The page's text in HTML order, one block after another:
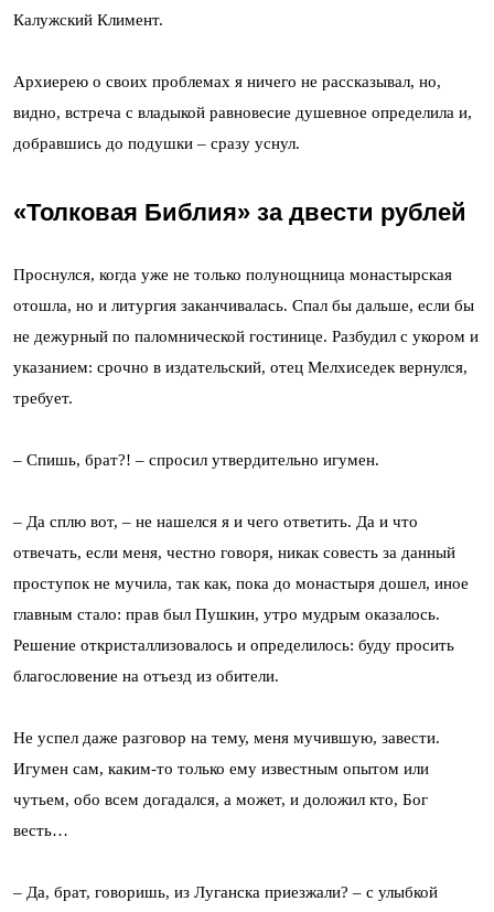
Калужский Климент.
Архиерею о своих проблемах я ничего не рассказывал, но,
видно, встреча с владыкой равновесие душевное определила и,
добравшись до подушки – сразу уснул.
«Толковая Библия» за двести рублей
Проснулся, когда уже не только полунощница монастырская
отошла, но и литургия заканчивалась. Спал бы дальше, если бы
не дежурный по паломнической гостинице. Разбудил с укором и
указанием: срочно в издательский, отец Мелхиседек вернулся,
требует.
– Спишь, брат?! – спросил утвердительно игумен.
– Да сплю вот, – не нашелся я и чего ответить. Да и что
отвечать, если меня, честно говоря, никак совесть за данный
проступок не мучила, так как, пока до монастыря дошел, иное
главным стало: прав был Пушкин, утро мудрым оказалось.
Решение откристаллизовалось и определилось: буду просить
благословение на отъезд из обители.
Не успел даже разговор на тему, меня мучившую, завести.
Игумен сам, каким-то только ему известным опытом или
чутьем, обо всем догадался, а может, и доложил кто, Бог
весть…
– Да, брат, говоришь, из Луганска приезжали? – с улыбкой